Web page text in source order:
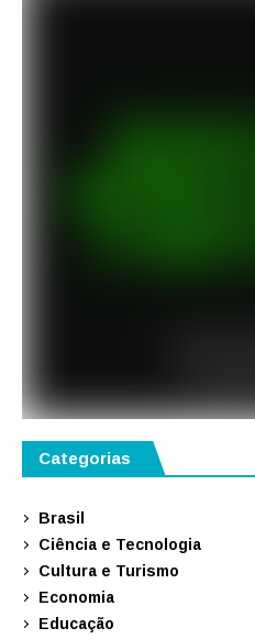
Categorias
Brasil
Ciência e Tecnologia
Cultura e Turismo
Economia
Educação